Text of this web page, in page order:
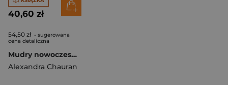
40,60 zł
54,50 zł - sugerowana
cena detaliczna
Mudry nowoczesny przewodnik
Alexandra Chauran